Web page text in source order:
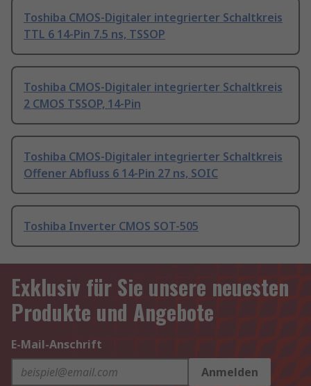
Toshiba CMOS-Digitaler integrierter Schaltkreis
TTL 6 14-Pin 7.5 ns, TSSOP
Toshiba CMOS-Digitaler integrierter Schaltkreis
2 CMOS TSSOP, 14-Pin
Toshiba CMOS-Digitaler integrierter Schaltkreis
Offener Abfluss 6 14-Pin 27 ns, SOIC
Toshiba Inverter CMOS SOT-505
Exklusiv für Sie unsere neuesten
Produkte und Angebote
E-Mail-Anschrift
Anmelden